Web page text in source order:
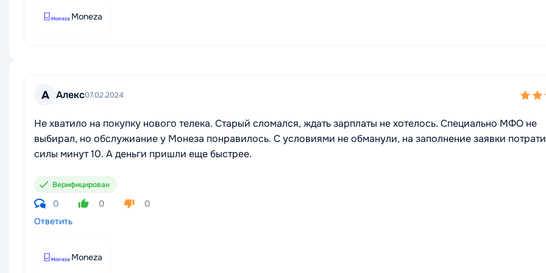
Moneza
А Алекс07.02.2024
Не хватило на покупку нового телека. Старый сломался, ждать зарплаты не хотелось. Специально МФО не
выбирал, но обслужиание у Монеза понравилось. С условиями не обманули, на заполнение заявки
силы минут 10. А деньги пришли еще быстрее.
Верифицирован
0 0
0
Ответить
Moneza